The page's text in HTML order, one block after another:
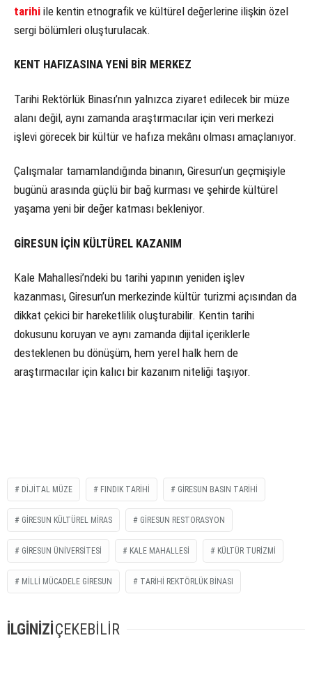
tarihi ile kentin etnografik ve kültürel değerlerine ilişkin özel
sergi bölümleri oluşturulacak.
KENT HAFIZASINA YENİ BİR MERKEZ
Tarihi Rektörlük Binası’nın yalnızca ziyaret edilecek bir müze
alanı değil, aynı zamanda araştırmacılar için veri merkezi
işlevi görecek bir kültür ve hafıza mekânı olması amaçlanıyor.
Çalışmalar tamamlandığında binanın, Giresun’un geçmişiyle
bugünü arasında güçlü bir bağ kurması ve şehirde kültürel
yaşama yeni bir değer katması bekleniyor.
GİRESUN İÇİN KÜLTÜREL KAZANIM
Kale Mahallesi’ndeki bu tarihi yapının yeniden işlev
kazanması, Giresun’un merkezinde kültür turizmi açısından da
dikkat çekici bir hareketlilik oluşturabilir. Kentin tarihi
dokusunu koruyan ve aynı zamanda dijital içeriklerle
desteklenen bu dönüşüm, hem yerel halk hem de
araştırmacılar için kalıcı bir kazanım niteliği taşıyor.
DIJITAL MÜZE FINDIK TARIHI GIRESUN BASIN TARIHI
GIRESUN KÜLTÜREL MIRAS GIRESUN RESTORASYON
GIRESUN ÜNIVERSITESI KALE MAHALLESI KÜLTÜR TURIZMI
MILLI MÜCADELE GIRESUN TARIHI REKTÖRLÜK BINASI
İLGİNİZİ ÇEKEBİLİR